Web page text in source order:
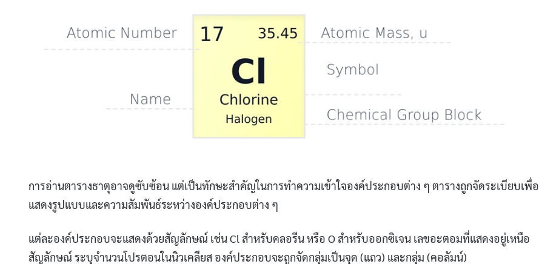
การอ่านตารางธาตุอาจดูซับซ้อน แต่เป็นทักษะสำคัญในการทำความเข้าใจองค์ประกอบต่าง ๆ ตารางถูกจัดระเบียบเพื่อ
แสดงรูปแบบและความสัมพันธ์ระหว่างองค์ประกอบต่าง ๆ
แต่ละองค์ประกอบจะแสดงด้วยสัญลักษณ์ เช่น Cl สำหรับคลอรีน หรือ O สำหรับออกซิเจน เลขอะตอมที่แสดงอยู่เหนือ
สัญลักษณ์ ระบุจำนวนโปรตอนในนิวเคลียส องค์ประกอบจะถูกจัดกลุ่มเป็นจุด (แถว) และกลุ่ม (คอลัมน์)